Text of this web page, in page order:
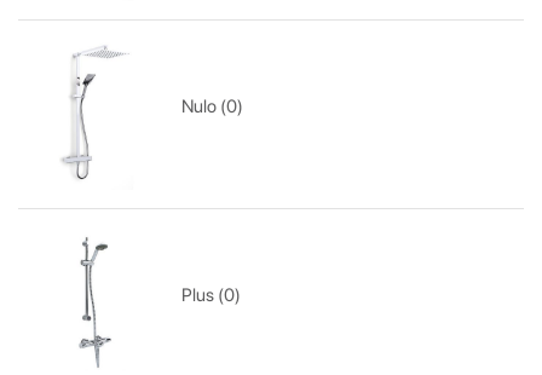
Nulo (0)
Plus (0)